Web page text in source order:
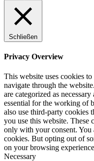
Schließen
Privacy Overview
This website uses cookies
navigate through the
are categorized as
essential for the working of
also use third-party cookies
you use this website.
only with your consent. You
cookies. But opting out of
on your browsing
Necessary